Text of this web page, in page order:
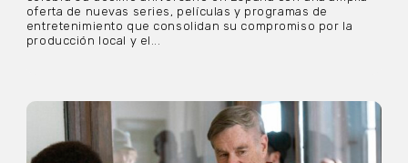
oferta de nuevas series, películas y programas de
entretenimiento que consolidan su compromiso por la
producción local y el...